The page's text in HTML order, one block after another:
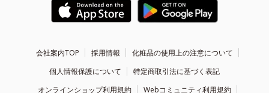
会社案内TOP 採用情報
化粧品の使用上の注意について
個人情報保護について
特定商取引法に基づく表記
オンラインショップ利用規約
Webコミュニティ利用規約